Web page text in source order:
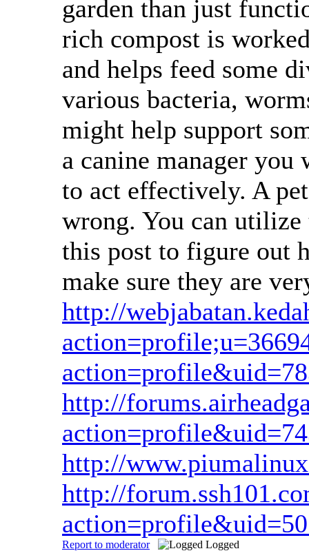
garden than just
rich compost is
and helps feed some
various bacteria,
might help support
a canine manager
to act effectively. A
wrong. You can
this post to figure out
make sure they are
http://
http://
http://
http://
Report to moderator Logged